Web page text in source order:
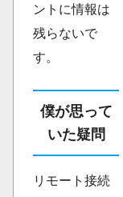
ントに情報は
残らないで
す。
僕が思って
いた疑問
リモート接続